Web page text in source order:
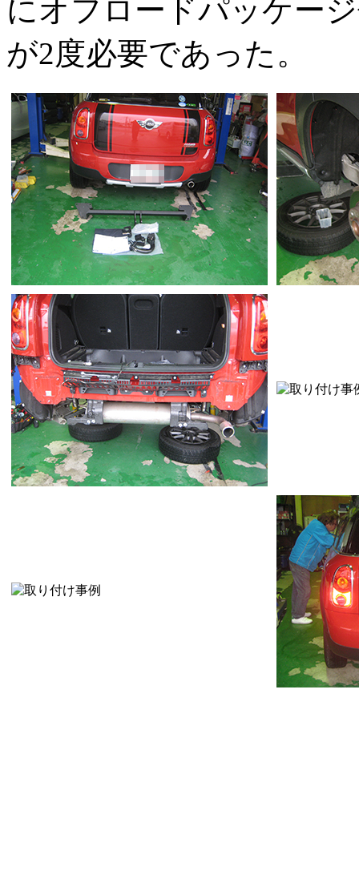
にオフロードパッケー
が2度必要であった。